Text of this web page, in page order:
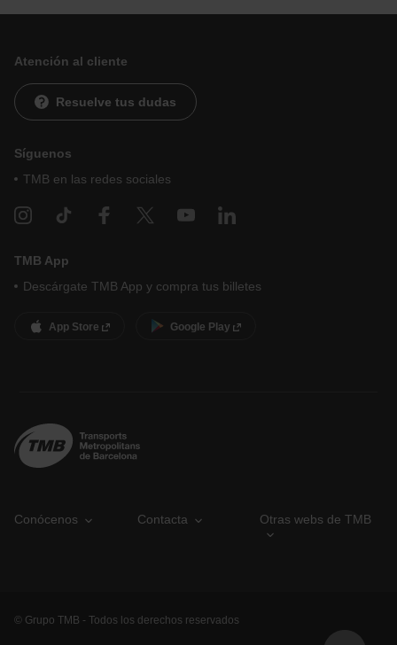
Atención al cliente
Resuelve tus dudas
Síguenos
TMB en las redes sociales
TMB App
Descárgate TMB App y compra tus billetes
App Store Google Play
Conócenos Contacta Otras webs de TMB
© Grupo TMB - Todos los derechos reservados